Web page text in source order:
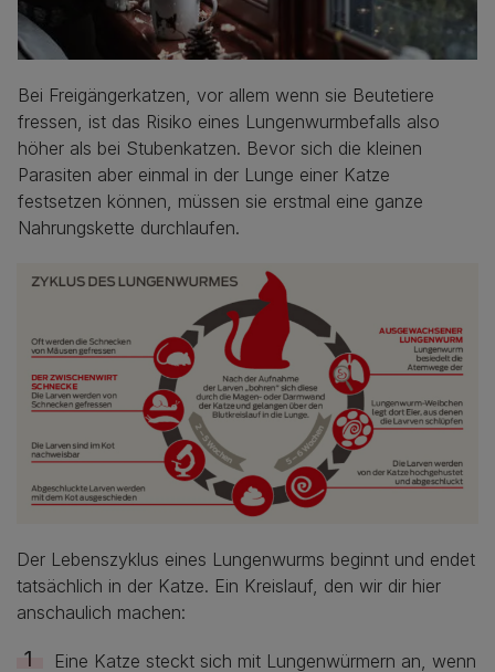
Bei Freigängerkatzen, vor allem wenn sie Beutetiere
fressen, ist das Risiko eines Lungenwurmbefalls also
höher als bei Stubenkatzen. Bevor sich die kleinen
Parasiten aber einmal in der Lunge einer Katze
festsetzen können, müssen sie erstmal eine ganze
Nahrungskette durchlaufen.
Der Lebenszyklus eines Lungenwurms beginnt und endet
tatsächlich in der Katze. Ein Kreislauf, den wir dir hier
anschaulich machen:
Eine Katze steckt sich mit Lungenwürmern an, wenn